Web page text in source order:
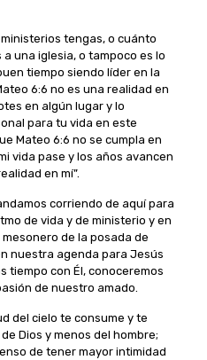
tengas, o cuánto
una iglesia, o tampoco es lo
tiempo siendo líder en la
6:6 no es una realidad en
en algún lugar y lo
para tu vida en este
Mateo 6:6 no se cumpla en
vida pase y los años avancen
en mí”.
corriendo de aquí para
de vida y de ministerio y en
de la posada de
nuestra agenda para Jesús
tiempo con Él, conoceremos
de nuestro amado.
del cielo te consume y te
Dios y menos del hombre;
de tener mayor intimidad